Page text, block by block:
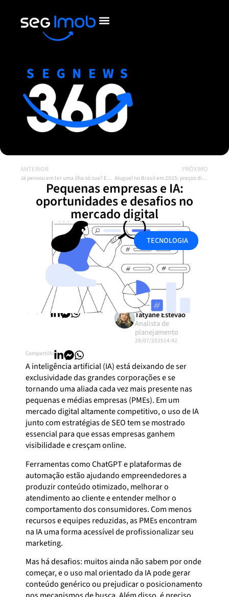
ANTERIOR
Já pensou em ter uma ilha só sua? Esse sonho está à venda
PRÓXIMO
Aluguel no Brasil em 2025: preços disparam, mas inadimplência preocupa
Pequenas empresas e IA:
oportunidades e desafios no
mercado digital
Tatyane Estevão
Analista de
planejamento
28/07/202514:42
Compartilhar:
TECNOLOGIA
A inteligência artificial (IA) está deixando de ser
exclusividade das grandes corporações e se
tornando uma aliada cada vez mais presente nas
pequenas e médias empresas (PMEs). Em um
mercado digital altamente competitivo, o uso de IA
junto com estratégias de SEO tem se mostrado
essencial para que essas empresas ganhem
visibilidade e cresçam online.
Ferramentas como ChatGPT e plataformas de
automação estão ajudando empreendedores a
produzir conteúdo otimizado, melhorar o
atendimento ao cliente e entender melhor o
comportamento dos consumidores. Com menos
recursos e equipes reduzidas, as PMEs encontram
na IA uma forma acessível de profissionalizar seu
marketing.
Mas há desafios: muitos ainda não sabem por onde
começar, e o uso mal orientado da IA pode gerar
conteúdo genérico ou prejudicar o posicionamento
Compartilhar: